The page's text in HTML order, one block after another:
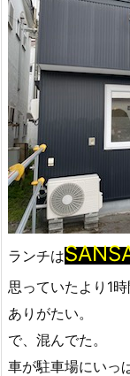
ランチは
思っていたより1
ありがたい。
で、混んでた。
車が駐車場にいっ